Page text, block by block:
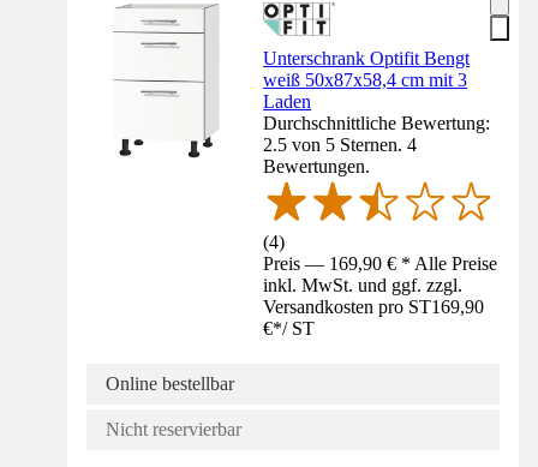
Unterschrank Optifit Bengt
weiß 50x87x58,4 cm mit 3
Laden
Durchschnittliche Bewertung:
2.5 von 5 Sternen. 4
Bewertungen.
(4)
Preis — 169,90 € * Alle Preise
inkl. MwSt. und ggf. zzgl.
Versandkosten pro ST169,90
€*/ ST
Online bestellbar
Nicht reservierbar